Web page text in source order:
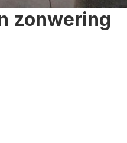
zonwering